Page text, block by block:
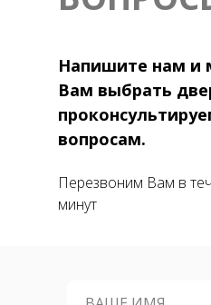
Напишите нам
Вам выбрать
вопросам.
Перезвоним Вам в
минут